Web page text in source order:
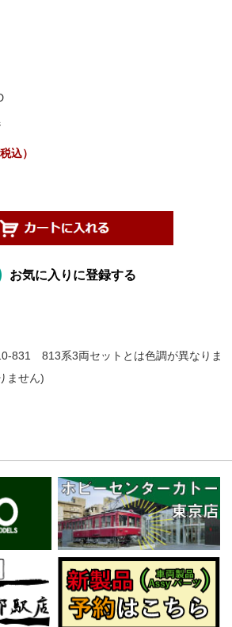
込）
お気に入りに登録する
831 813系3両セットとは色調が異なりま
ません)